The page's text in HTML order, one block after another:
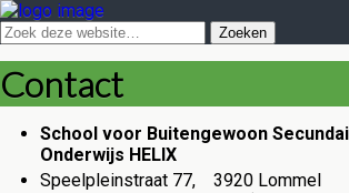
Contact
School voor Buitengewoon
Onderwijs HELIX
Speelpleinstraat 77, 3920